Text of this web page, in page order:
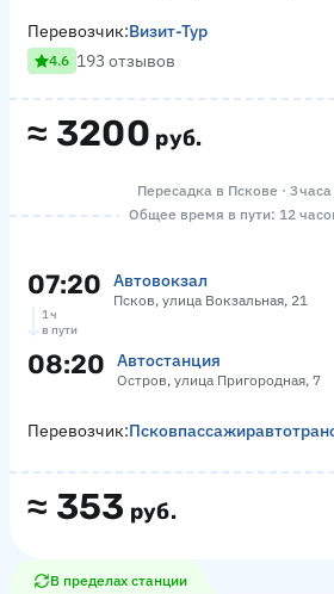
≈ 3200 руб.
Перевозчик:Визит-Тур
4.6 193 отзывов
Пересадка в Пскове · 3
Общее время в пути: 12
07:20 Автовокзал
Псков, улица Вокзальная, 21
1 ч
в пути
08:20 Автостанция
Остров, улица Пригородная, 7
≈ 353 руб.
Перевозчик:
В пределах станции